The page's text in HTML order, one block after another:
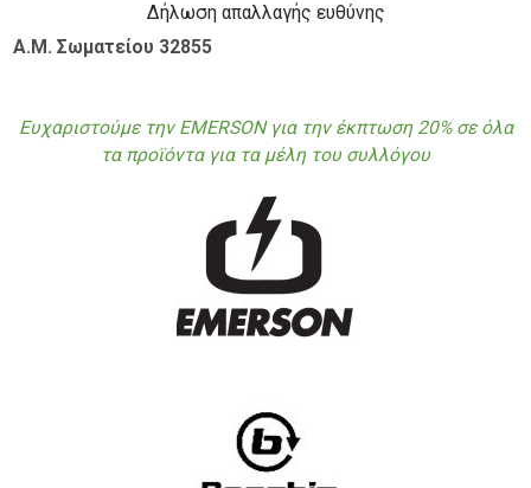
Δήλωση απαλλαγής ευθύνης
Α.Μ. Σωματείου 32855
Ευχαριστούμε την EMERSON για την έκπτωση 20% σε όλα
τα προϊόντα για τα μέλη του συλλόγου